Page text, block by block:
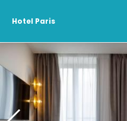
Hotel Paris